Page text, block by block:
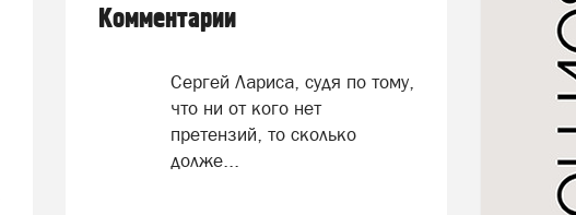
Комментарии
Сергей Лариса, судя по тому,
что ни от кого нет
претензий, то сколько
долже...